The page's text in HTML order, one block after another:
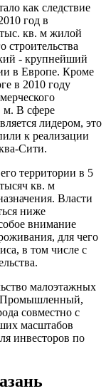
как следствие
год в
кв. м жилой
- крупнейший
в Европе. Кроме
в 2010 году
м. В сфере
лидером, это
к реализации
Сити.
территории в 5
кв. м
Власти
ниже
внимание
для чего
в том числе с
малоэтажных
Промышленный,
совместно с
масштабов
инвесторов по